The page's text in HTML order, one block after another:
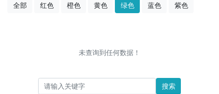
全部
红色 橙色 黄色 绿色 蓝色 紫色
未查询到任何数据！
搜索